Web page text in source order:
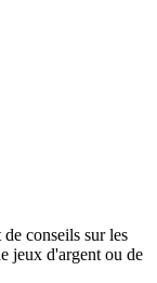
conseils sur les
jeux d'argent ou de